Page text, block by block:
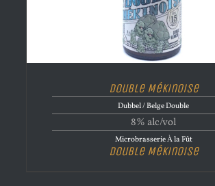
Double Mékinoise
Dubbel / Belge Double
8% alc/vol
Microbrasserie À la Fût
Double Mékinoise